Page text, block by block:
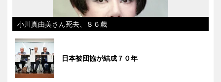
小川真由美さん死去、８６歳
日本被団協が結成７０年